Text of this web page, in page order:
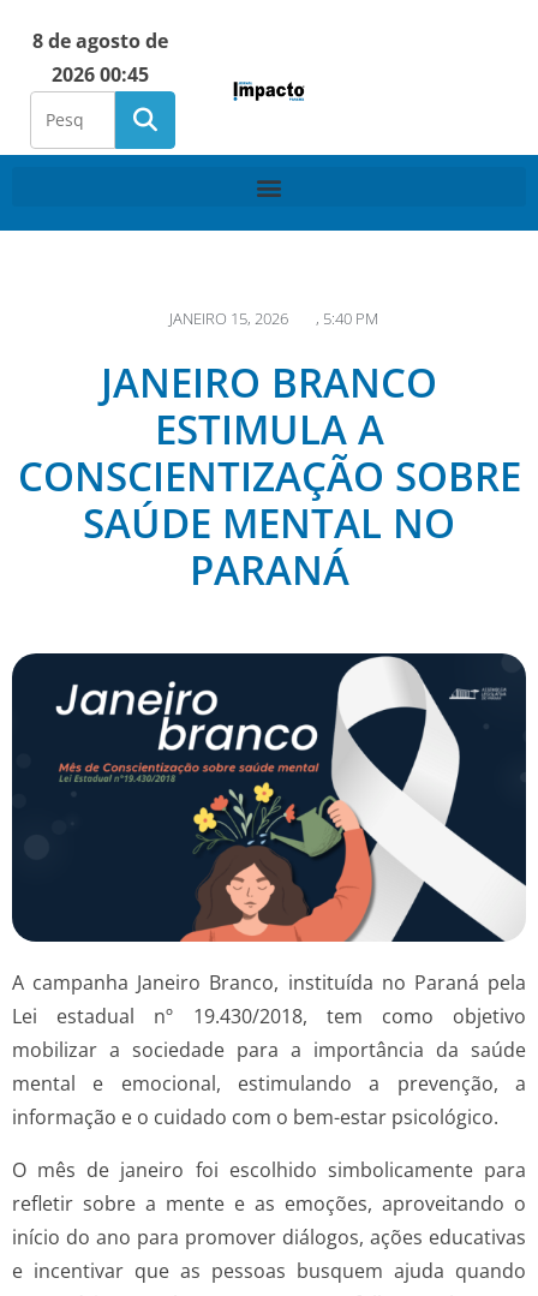
8 de agosto de
2026 00:45
JANEIRO 15, 2026 , 5:40 PM
JANEIRO BRANCO
ESTIMULA A
CONSCIENTIZAÇÃO SOBRE
SAÚDE MENTAL NO
PARANÁ
A campanha Janeiro Branco, instituída no Paraná pela
Lei estadual nº 19.430/2018, tem como objetivo
mobilizar a sociedade para a importância da saúde
mental e emocional, estimulando a prevenção, a
informação e o cuidado com o bem-estar psicológico.
O mês de janeiro foi escolhido simbolicamente para
refletir sobre a mente e as emoções, aproveitando o
início do ano para promover diálogos, ações educativas
e incentivar que as pessoas busquem ajuda quando